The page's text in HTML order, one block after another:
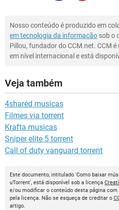
Nosso conteúdo é produzido em
em tecnologia da informação sob o
Pillou, fundador do CCM.net. CCM
em nível internacional e está
Veja também
4sharéd musicas
Filmes via torrent
Krafta musicas
Sniper elite 5 torrent
Call of duty vanguard torrent
Este documento, intitulado 'Como baixar
uTorrent', está disponível sob a licença
e/ou modificar o conteúdo desta página
pela licença. Não se esqueça de creditar o
artigo.